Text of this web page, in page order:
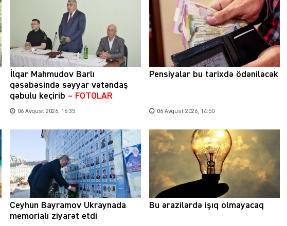
İlqar Mahmudov Barlı
qəsəbəsində səyyar vətəndaş
qəbulu keçirib – FOTOLAR
06 Avqust 2026, 16:35
Pensiyalar bu tarixdə ödəniləcək
06 Avqust 2026, 14:50
Ceyhun Bayramov Ukraynada
memorialı ziyarət etdi
Bu ərazilərdə işıq olmayacaq
Şəhərsalma ili və qanunsuz tikintilər:
nəzarət mexanizmi haradadır?